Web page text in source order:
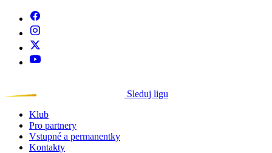
Sleduj ligu
Klub
Pro partnery
Vstupné a permanentky
Kontakty